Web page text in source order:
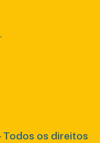
os direitos